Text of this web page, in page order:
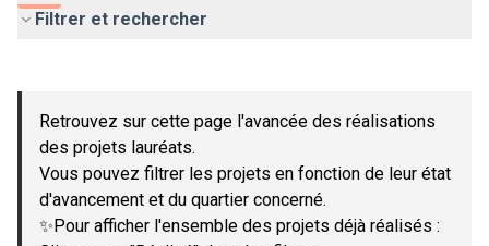
Filtrer et rechercher
−
Retrouvez sur cette page l'avancée des réalisations
des projets lauréats.
Vous pouvez filtrer les projets en fonction de leur état
d'avancement et du quartier concerné.
✨Pour afficher l'ensemble des projets déjà réalisés :